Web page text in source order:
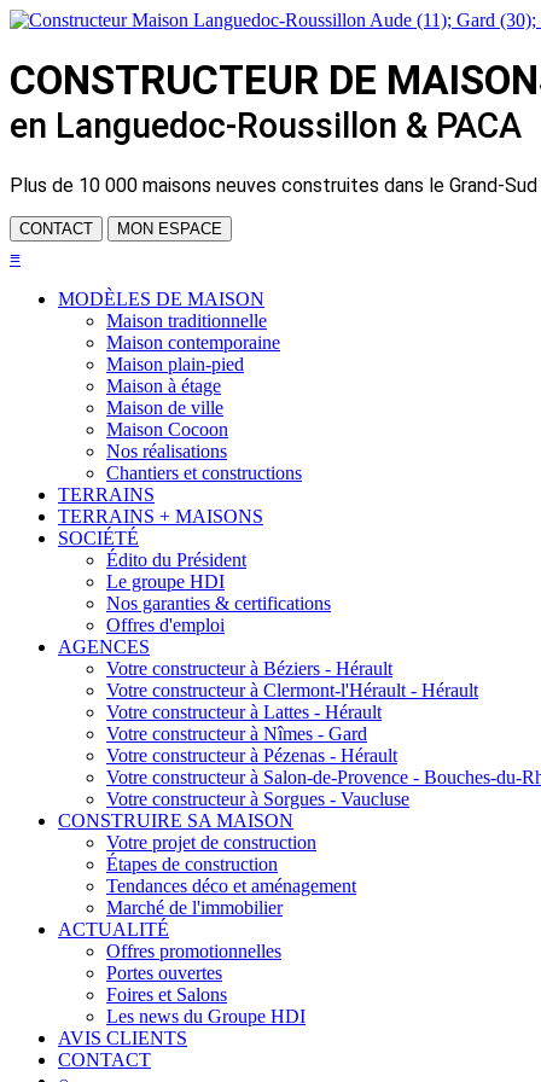
CONSTRUCTEUR DE
en Languedoc-Roussillon & PACA
Plus de 10 000 maisons neuves construites dans le Grand-Sud
CONTACT MON ESPACE
≡
MODÈLES DE MAISON
Maison traditionnelle
Maison contemporaine
Maison plain-pied
Maison à étage
Maison de ville
Maison Cocoon
Nos réalisations
Chantiers et constructions
TERRAINS
TERRAINS + MAISONS
SOCIÉTÉ
Édito du Président
Le groupe HDI
Nos garanties & certifications
Offres d'emploi
AGENCES
Votre constructeur à Béziers - Hérault
Votre constructeur à Clermont-l'Hérault - Hérault
Votre constructeur à Lattes - Hérault
Votre constructeur à Nîmes - Gard
Votre constructeur à Pézenas - Hérault
Votre constructeur à Salon-de-Provence - Bouches-du-
Votre constructeur à Sorgues - Vaucluse
CONSTRUIRE SA MAISON
Votre projet de construction
Étapes de construction
Tendances déco et aménagement
Marché de l'immobilier
ACTUALITÉ
Offres promotionnelles
Portes ouvertes
Foires et Salons
Les news du Groupe HDI
AVIS CLIENTS
CONTACT